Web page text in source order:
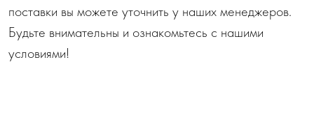
поставки вы можете уточнить у наших менеджеров.
Будьте внимательны и ознакомьтесь с нашими
условиями!